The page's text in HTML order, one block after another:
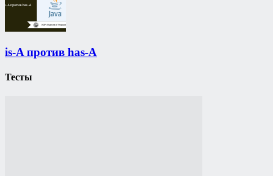
is-A против has-A
Тесты